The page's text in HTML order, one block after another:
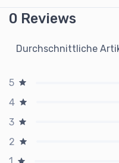
0 Reviews
Durchschnittliche
5
4
3
2